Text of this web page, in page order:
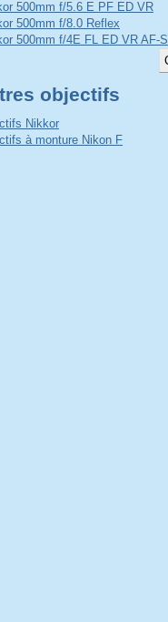
500mm f/5.6 E PF ED VR
500mm f/8.0 Reflex
500mm f/4E FL ED VR AF-S
objectifs
Nikkor
à monture Nikon F